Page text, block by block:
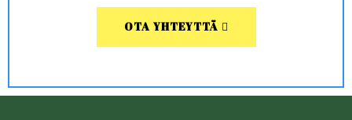
OTA YHTEYTTÄ